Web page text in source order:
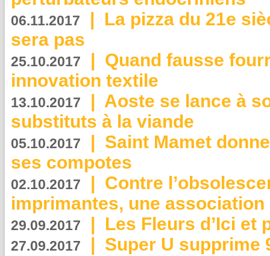
06.11.2017 | La pizza du 21e
sera pas
25.10.2017 | Quand fausse
innovation textile
13.10.2017 | Aoste se lance à
substituts à la viande
05.10.2017 | Saint Mamet
ses compotes
02.10.2017 | Contre
imprimantes, une
29.09.2017 | Les Fleurs d’Ici et
27.09.2017 | Super U supprime